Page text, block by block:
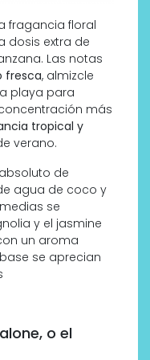
fragancia floral
dosis extra de
Las notas
fresca, almizcle
playa para
más
tropical y
verano.
de
agua de coco y
se
y el jasmine
un aroma
se aprecian
o el